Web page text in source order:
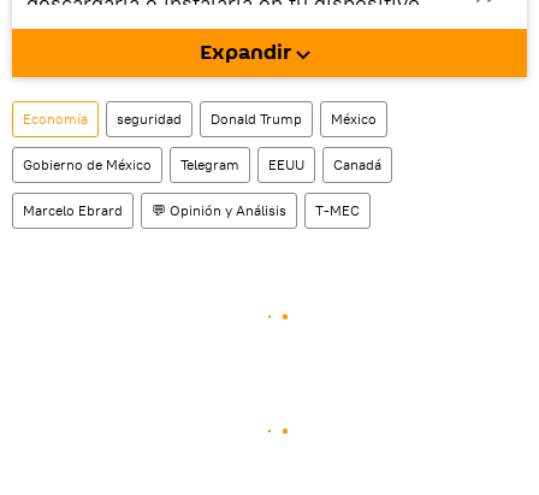
móvil (¡solo para Android!).
También tenemos una cuenta en la red
social rusa VK .
Expandir
Economía seguridad Donald Trump México
Gobierno de México Telegram EEUU Canadá
Marcelo Ebrard 💬 Opinión y Análisis T-MEC